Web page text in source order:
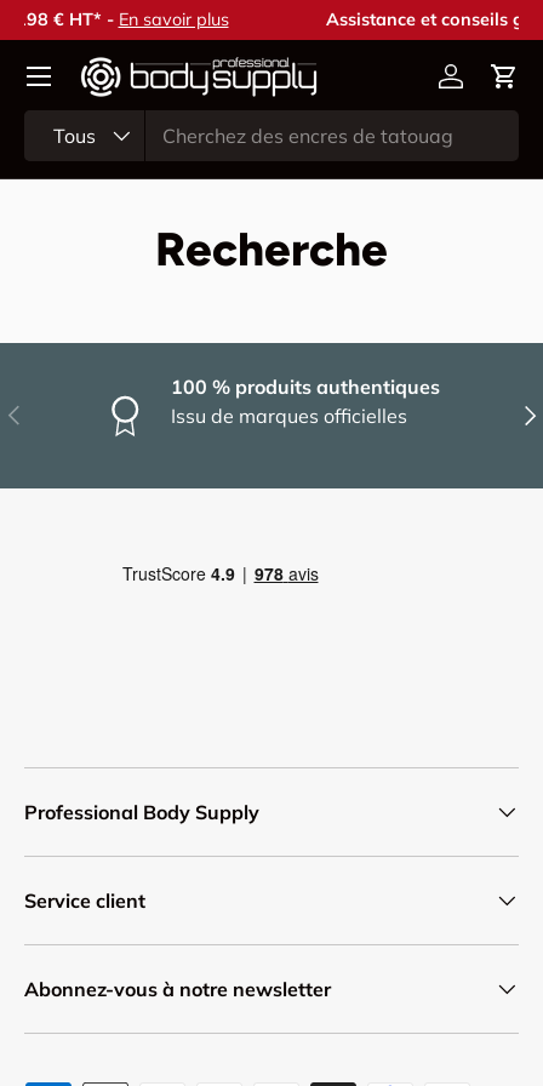
Aller au contenu
plus Assistance et conseils gratuits -Contactez-nous
Tous
Compte
Recherche
Précédent
100 % produits authentiques
Issu de marques officielles
Professional Body Supply
Service client
Abonnez-vous à notre newsletter